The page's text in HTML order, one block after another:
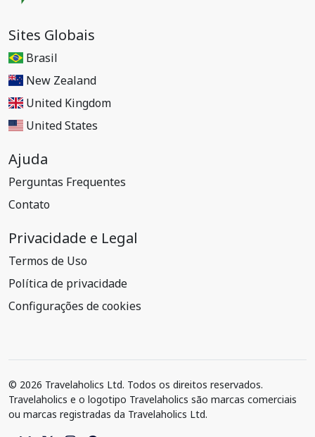
Sites Globais
Brasil
New Zealand
United Kingdom
United States
Ajuda
Perguntas Frequentes
Contato
Privacidade e Legal
Termos de Uso
Política de privacidade
Configurações de cookies
© 2026 Travelaholics Ltd. Todos os direitos reservados.
Travelaholics e o logotipo Travelaholics são marcas comerciais
ou marcas registradas da Travelaholics Ltd.